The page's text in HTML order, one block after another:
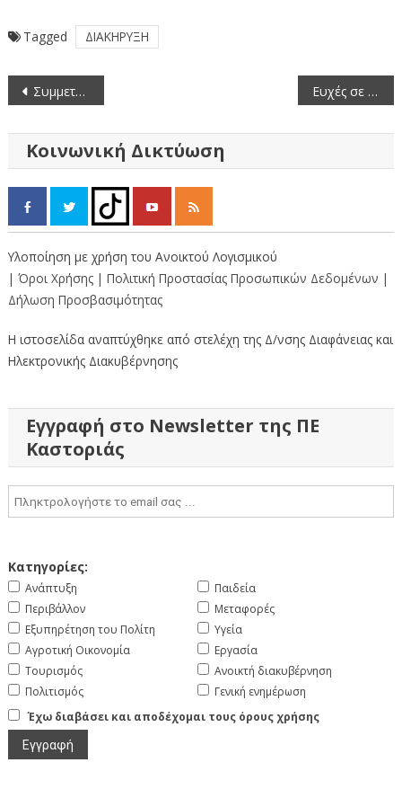
Tagged ΔΙΑΚΗΡΥΞΗ
Πλοήγηση
Συμμετοχή των δράσεων για οικονομική στήριξη της νομαδικής μελισσοκομίας -μετακινήσεων έτους 2025. Ευχές σε Γηροκομείο, ΚΑΠΗ και Λαϊκή Αγορά από τον Αντιπεριφερειάρχη Καστοριάς και τον Θ. Αντιπεριφερειάρχη
Κοινωνική Δικτύωση
Υλοποίηση με χρήση του Ανοικτού Λογισμικού
| Όροι Χρήσης | Πολιτική Προστασίας Προσωπικών Δεδομένων |
Δήλωση Προσβασιμότητας
Η ιστοσελίδα αναπτύχθηκε από στελέχη της Δ/νσης Διαφάνειας και
Ηλεκτρονικής Διακυβέρνησης
Εγγραφή στο Newsletter της ΠΕ
Καστοριάς
Κατηγορίες:
Ανάπτυξη
Περιβάλλον
Εξυπηρέτηση του Πολίτη
Αγροτική Οικονομία
Τουρισμός
Πολιτισμός
Παιδεία
Μεταφορές
Υγεία
Εργασία
Ανοικτή διακυβέρνηση
Γενική ενημέρωση
Έχω διαβάσει και αποδέχομαι τους όρους χρήσης